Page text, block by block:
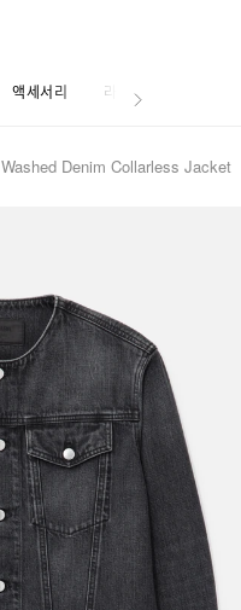
액세서리 라이프
Washed Denim Collarless Jacket